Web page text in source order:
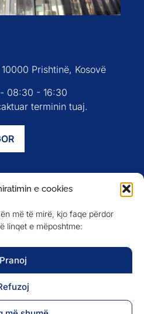
e cookies
më të mirë, kjo faqe përdor
linqet e mëposhtme:
Pranoj
10000 Prishtinë, Kosovë
08:30 - 16:30
terminin tuaj.